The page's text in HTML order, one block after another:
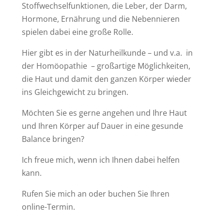
Stoffwechselfunktionen, die Leber, der Darm,
Hormone, Ernährung und die Nebennieren
spielen dabei eine große Rolle.
Hier gibt es in der Naturheilkunde – und v.a. in
der Homöopathie – großartige Möglichkeiten,
die Haut und damit den ganzen Körper wieder
ins Gleichgewicht zu bringen.
Möchten Sie es gerne angehen und Ihre Haut
und Ihren Körper auf Dauer in eine gesunde
Balance bringen?
Ich freue mich, wenn ich Ihnen dabei helfen
kann.
Rufen Sie mich an oder buchen Sie Ihren
online-Termin.